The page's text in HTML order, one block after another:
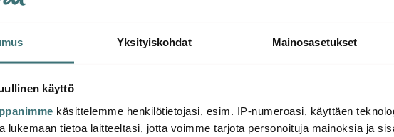
Yksityiskohdat Mainosasetukset
käyttö
käsittelemme henkilötietojasi, esim. IP-numeroasi, käyttäen
lukemaan tietoa laitteeltasi, jotta voimme tarjota personoituja mainoksia ja